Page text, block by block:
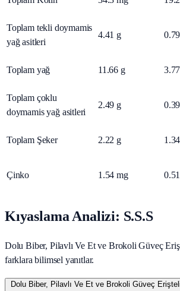
Toplam tekli doymamis
yağ asitleri
4.41 g 0.79
Toplam yağ 11.66 g 3.77
Toplam çoklu
doymamis yağ asitleri
2.49 g 0.39
Toplam Şeker 2.22 g 1.34
Çinko 1.54 mg 0.51
Kıyaslama Analizi: S.S.S
Dolu Biber, Pilavlı Ve Et ve Brokoli Güveç
farklara bilimsel yanıtlar.
Dolu Biber, Pilavlı Ve Et ve Brokoli Güveç